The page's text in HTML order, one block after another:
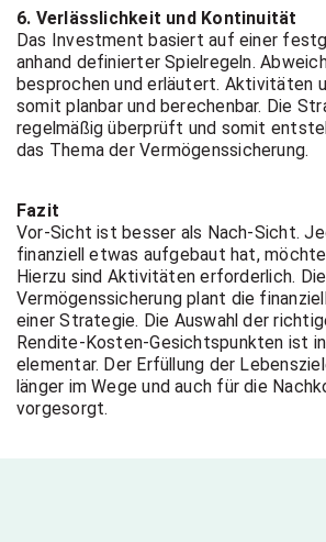
6. Verlässlichkeit und Kontinuität
Das Investment basiert auf einer
anhand definierter Spielregeln.
besprochen und erläutert. Aktivitäten
somit planbar und berechenbar. Die
regelmäßig überprüft und somit
das Thema der Vermögenssicherung.
Fazit
Vor-Sicht ist besser als Nach-Sicht.
finanziell etwas aufgebaut hat,
Hierzu sind Aktivitäten erforderlich. Die
Vermögenssicherung plant die
einer Strategie. Die Auswahl der
Rendite-Kosten-Gesichtspunkten ist
elementar. Der Erfüllung der
länger im Wege und auch für die
vorgesorgt.